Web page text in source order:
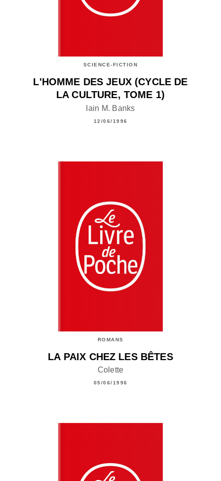
SCIENCE-FICTION
L'HOMME DES JEUX (CYCLE DE
LA CULTURE, TOME 1)
Iain M. Banks
12/06/1996
ROMANS
LA PAIX CHEZ LES BÊTES
Colette
05/06/1996